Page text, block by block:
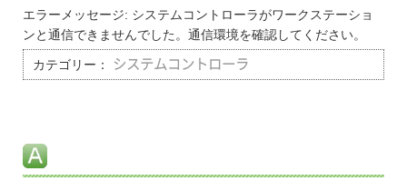
エラーメッセージ: システムコントローラがワークステーショ
ンと通信できませんでした。通信環境を確認してください。
カテゴリー： システムコントローラ